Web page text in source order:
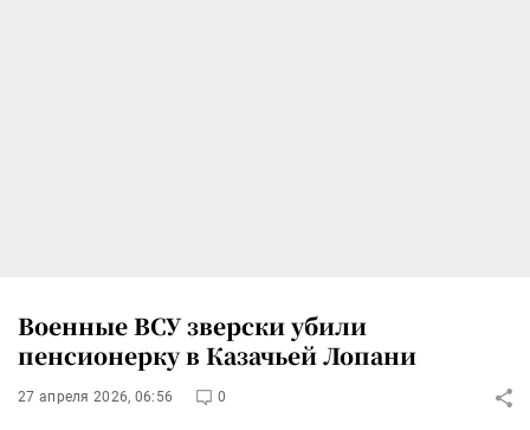
Военные ВСУ зверски убили
пенсионерку в Казачьей Лопани
27 апреля 2026, 06:56 0